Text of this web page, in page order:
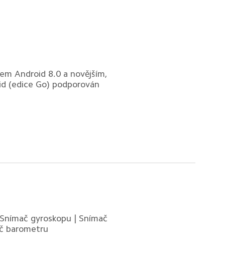
Android 8.0 a novějším,
(edice Go) podporován
gyroskopu | Snímač
barometru